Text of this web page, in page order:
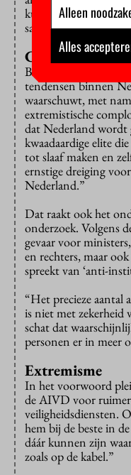
kunnen maken van
samenwerking.
Behalve dreiging uit
tendensen binnen
waarschuwt, met
extremistische
dat Nederland wordt
kwaadaardige elite
tot slaaf maken en
ernstige dreiging
Nederland.”
Dat raakt ook het
onderzoek. Volgens
gevaar voor
en rechters, maar
spreekt van ‘anti-
“Het precieze aantal
is niet met zekerheid
schat dat
personen er in meer
Extremisme
In het voorwoord
de AIVD voor
veiligheidsdiensten.
hem bij de beste in
dáár kunnen zijn
zoals op de kabel.”
Alleen
Alles